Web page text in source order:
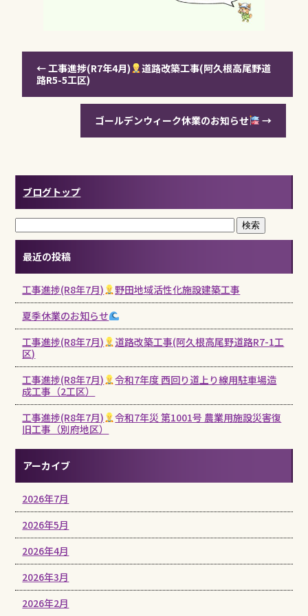
←工事進捗(R7年4月)
道路改築工事(阿久根高尾野道
路R5-5工区)
ゴールデンウィーク休業のお知らせ →
ブログトップ
最近の投稿
工事進捗(R8年7月)
野田地域活性化施設建築工事
夏季休業のお知らせ
工事進捗(R8年7月)
道路改築工事(阿久根高尾野道路R7-1工
区)
工事進捗(R8年7月)
令和7年度 西回り道上り線用駐車場造
成工事（2工区）
工事進捗(R8年7月)
令和7年災 第1001号 農業用施設災害復
旧工事（別府地区）
アーカイブ
2026年7月
2026年5月
2026年4月
2026年3月
2026年2月